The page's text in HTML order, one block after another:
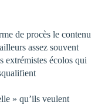
de procès le contenu
assez souvent
extrémistes écolos qui
» qu’ils veulent